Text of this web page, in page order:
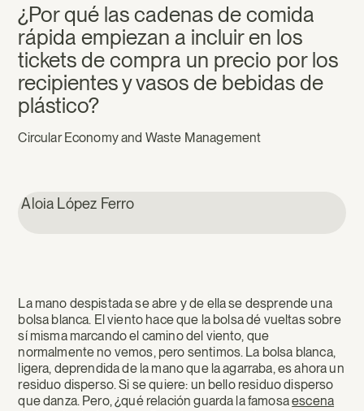
¿Por qué las cadenas de comida
rápida empiezan a incluir en los
tickets de compra un precio por los
recipientes y vasos de bebidas de
plástico?
Circular Economy and Waste Management
La mano despistada se abre y de ella se desprende una
bolsa blanca. El viento hace que la bolsa dé vueltas sobre
sí misma marcando el camino del viento, que
normalmente no vemos, pero sentimos. La bolsa blanca,
ligera, deprendida de la mano que la agarraba, es ahora un
residuo disperso. Si se quiere: un bello residuo disperso
que danza. Pero, ¿qué relación guarda la famosaescena
Aloia López Ferro